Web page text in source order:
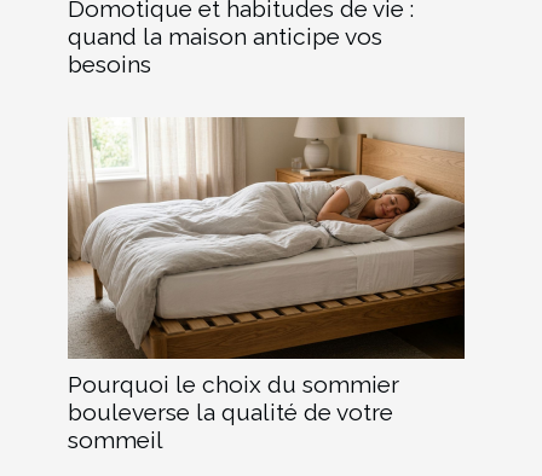
Domotique et habitudes de vie :
quand la maison anticipe vos
besoins
Pourquoi le choix du sommier
bouleverse la qualité de votre
sommeil